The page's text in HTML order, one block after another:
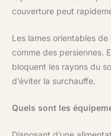
couverture peut
Les lames orientables
comme des persiennes.
bloquent les rayons du
d’éviter la surchauffe.
Quels sont les